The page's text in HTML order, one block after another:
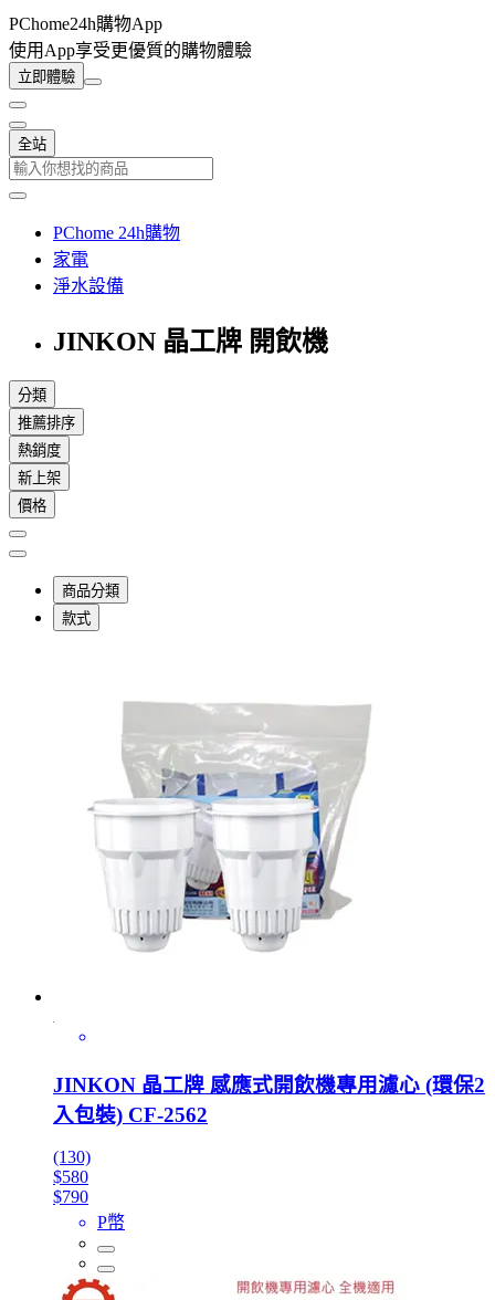
PChome24h購物App
使用App享受更優質的購物體驗
立即體驗
全站
PChome 24h購物
家電
淨水設備
JINKON 晶工牌 開飲機
分類
推薦排序
熱銷度
新上架
價格
商品分類
款式
JINKON 晶工牌 感應式開飲機專用濾心 (環保2
入包裝) CF-2562
(130)
$580
$790
P幣